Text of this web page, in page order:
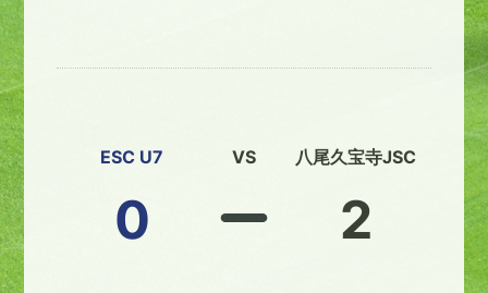
ESC U7
0
VS 八尾久宝寺JSC
2